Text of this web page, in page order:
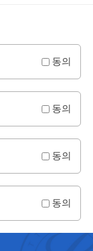
동의
동의
동의
동의